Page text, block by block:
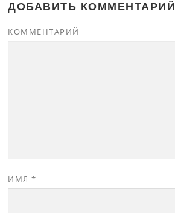
ДОБАВИТЬ КОММЕНТАРИЙ
КОММЕНТАРИЙ
ИМЯ*